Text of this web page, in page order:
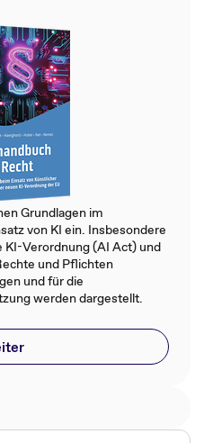
Grundlagen im
von KI ein. Insbesondere
KI-Verordnung (AI Act) und
und Pflichten
und für die
werden dargestellt.